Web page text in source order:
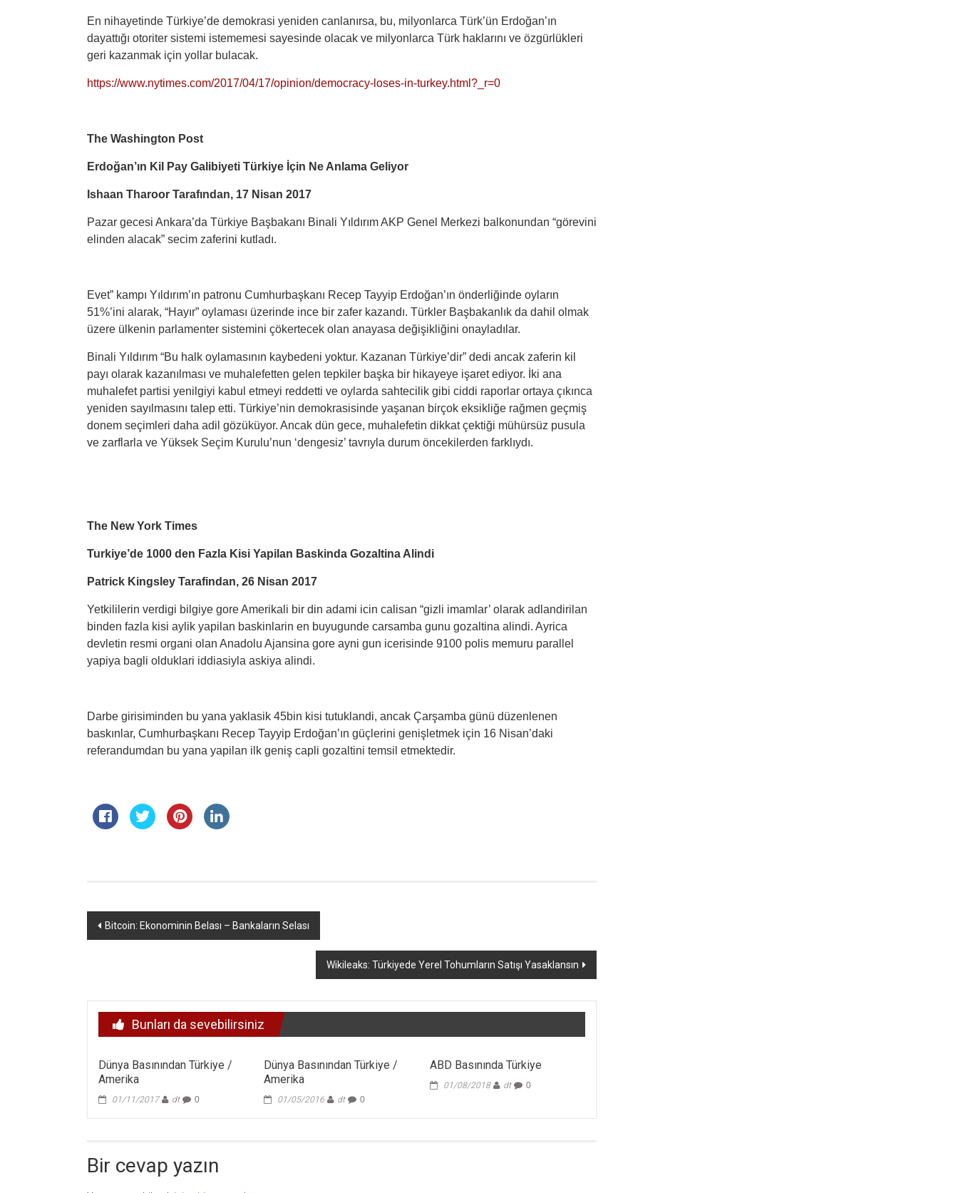
En nihayetinde Türkiye’de demokrasi yeniden canlanırsa, bu, milyonlarca Türk’ün Erdoğan’ın
dayattığı otoriter sistemi istememesi sayesinde olacak ve milyonlarca Türk haklarını ve özgürlükleri
geri kazanmak için yollar bulacak.
https://www.nytimes.com/2017/04/17/opinion/democracy-loses-in-turkey.html?_r=0
The Washington Post
Erdoğan’ın Kil Pay Galibiyeti Türkiye İçin Ne Anlama Geliyor
Ishaan Tharoor Tarafından, 17 Nisan 2017
Pazar gecesi Ankara’da Türkiye Başbakanı Binali Yıldırım AKP Genel Merkezi balkonundan “görevini
elinden alacak” secim zaferini kutladı.
Evet” kampı Yıldırım’ın patronu Cumhurbaşkanı Recep Tayyip Erdoğan’ın önderliğinde oyların
51%’ini alarak, “Hayır” oylaması üzerinde ince bir zafer kazandı. Türkler Başbakanlık da dahil olmak
üzere ülkenin parlamenter sistemini çökertecek olan anayasa değişikliğini onayladılar.
Binali Yıldırım “Bu halk oylamasının kaybedeni yoktur. Kazanan Türkiye’dir” dedi ancak zaferin kil
payı olarak kazanılması ve muhalefetten gelen tepkiler başka bir hikayeye işaret ediyor. İki ana
muhalefet partisi yenilgiyi kabul etmeyi reddetti ve oylarda sahtecilik gibi ciddi raporlar ortaya çıkınca
yeniden sayılmasını talep etti. Türkiye’nin demokrasisinde yaşanan birçok eksikliğe rağmen geçmiş
donem seçimleri daha adil gözüküyor. Ancak dün gece, muhalefetin dikkat çektiği mühürsüz pusula
ve zarflarla ve Yüksek Seçim Kurulu’nun ‘dengesiz’ tavrıyla durum öncekilerden farklıydı.
The New York Times
Turkiye’de 1000 den Fazla Kisi Yapilan Baskinda Gozaltina Alindi
Patrick Kingsley Tarafindan, 26 Nisan 2017
Yetkililerin verdigi bilgiye gore Amerikali bir din adami icin calisan “gizli imamlar’ olarak adlandirilan
binden fazla kisi aylik yapilan baskinlarin en buyugunde carsamba gunu gozaltina alindi. Ayrica
devletin resmi organi olan Anadolu Ajansina gore ayni gun icerisinde 9100 polis memuru parallel
yapiya bagli olduklari iddiasiyla askiya alindi.
Darbe girisiminden bu yana yaklasik 45bin kisi tutuklandi, ancak Çarşamba günü düzenlenen
baskınlar, Cumhurbaşkanı Recep Tayyip Erdoğan’ın güçlerini genişletmek için 16 Nisan’daki
referandumdan bu yana yapilan ilk geniş capli gozaltini temsil etmektedir.
Yazı
Bitcoin: Ekonominin Belası – Bankaların Selası
Wikileaks: Türkiyede Yerel Tohumların Satışı Yasaklansın
Bunları da sevebilirsiniz
Dünya Basınından Türkiye /
Amerika
01/11/2017 dt 0
Dünya Basınından Türkiye /
Amerika
01/05/2016 dt 0
ABD Basınında Türkiye
01/08/2018 dt 0
Bir cevap yazın